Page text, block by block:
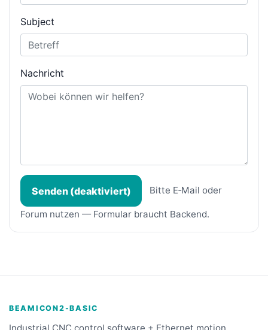
Subject
Nachricht
Senden (deaktiviert) Bitte E‑Mail oder
Forum nutzen — Formular braucht Backend.
BEAMICON2-BASIC